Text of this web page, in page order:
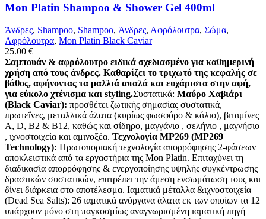
Mon Platin Shampoo & Shower Gel 400ml
Άνδρες, Shampoo, Shampoo, Άνδρες, Αφρόλουτρα, Σώμα,
Αφρόλουτρα, Mon Platin Black Caviar
25.00 €
Σαμπουάν & αφρόλουτρο ειδικά σχεδιασμένο για καθημερινή
χρήση από τους άνδρες. Καθαρίζει το τριχωτό της κεφαλής σε
βάθος, αφήνοντας τα μαλλιά απαλά και ευχάριστα στην αφή,
για εύκολο χτένισμα και styling. ​Συστατικά: Μαύρο Χαβιάρι
(Black Caviar): προσθέτει ζωτικής σημασίας συστατικά,
πρωτεΐνες, μεταλλικά άλατα (κυρίως φωσφόρο & κάλιο), βιταμίνες
Α, D, Β2 & Β12, καθώς και σίδηρο, μαγγάνιο , σελήνιο , μαγνήσιο
, ιχνοστοιχεία και αμινοξέα. Τεχνολογία MP269 (MP269
Technology): Πρωτοποριακή τεχνολογία απορρόφησης 2-φάσεων
αποκλειστικά από τα εργαστήρια της Mon Platin. Επιταχύνει τη
διαδικασία απορρόφησης & ενεργοποίησης υψηλής συγκέντρωσης
δραστικών συστατικών, επιτρέπει την άμεση ενσωμάτωση τους και
δίνει διάρκεια στο αποτέλεσμα. Ιαματικά μέταλλα &ιχνοστοιχεία
(Dead Sea Salts): 26 ιαματικά ανόργανα άλατα εκ των οποίων τα 12
υπάρχουν μόνο στη παγκοσμίως αναγνωρισμένη ιαματική πηγή